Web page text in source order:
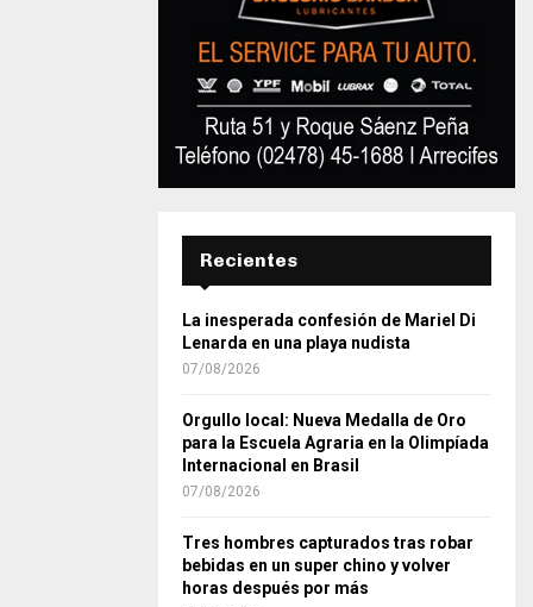
Recientes
La inesperada confesión de Mariel Di
Lenarda en una playa nudista
07/08/2026
Orgullo local: Nueva Medalla de Oro
para la Escuela Agraria en la Olimpíada
Internacional en Brasil
07/08/2026
Tres hombres capturados tras robar
bebidas en un super chino y volver
horas después por más